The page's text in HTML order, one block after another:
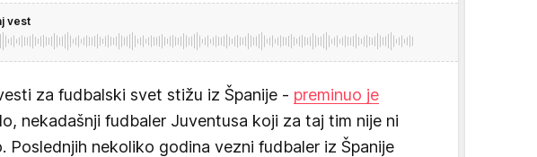
vest
za fudbalski svet stižu iz Španije - preminuo je
nekadašnji fudbaler Juventusa koji za taj tim nije ni
Poslednjih nekoliko godina vezni fudbaler iz Španije